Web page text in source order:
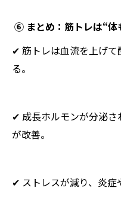
⑥ まとめ：筋トレは“体
✔ 筋トレは血流を上げ
る。
✔ 成長ホルモンが分泌さ
が改善。
✔ ストレスが減り、炎症